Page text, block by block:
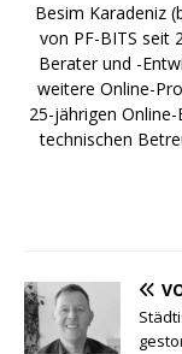
Besim Karadeniz
von PF-BITS seit
Berater und -
weitere Online-
25-jährigen
technischen